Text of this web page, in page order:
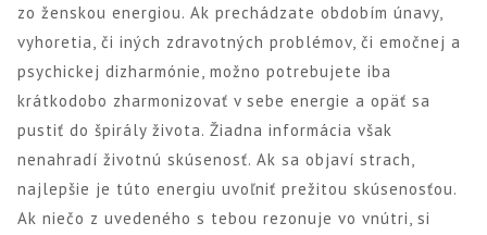
zo ženskou energiou. Ak prechádzate obdobím únavy,
vyhoretia, či iných zdravotných problémov, či emočnej a
psychickej dizharmónie, možno potrebujete iba
krátkodobo zharmonizovať v sebe energie a opäť sa
pustiť do špirály života. Žiadna informácia však
nenahradí životnú skúsenosť. Ak sa objaví strach,
najlepšie je túto energiu uvoľniť prežitou skúsenosťou.
Ak niečo z uvedeného s tebou rezonuje vo vnútri, si